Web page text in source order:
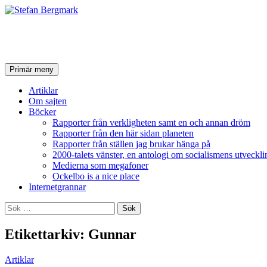
SökPrimär meny Hoppa
till
innehåll
Artiklar
Om sajten
Böcker
Rapporter från verkligheten samt en och annan dröm
Rapporter från den här sidan planeten
Rapporter från ställen jag brukar hänga på
2000-talets vänster, en antologi om socialismens
Medierna som megafoner
Ockelbo is a nice place
Internetgrannar
Sök
efter:
Etikettarkiv: Gunnar
Artiklar